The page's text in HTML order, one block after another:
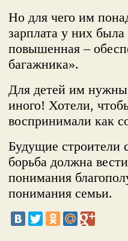
Но для чего им
зарплата у них
повышенная –
багажника».
Для детей им нужны
иного! Хотели,
воспринимали как
Будущие строители
борьба должна
понимания
понимания семьи.